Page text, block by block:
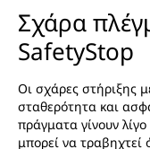
Σχάρα
SafetyStop
Οι σχάρες στήριξης
σταθερότητα και
πράγματα γίνουν
μπορεί να τραβηχτεί